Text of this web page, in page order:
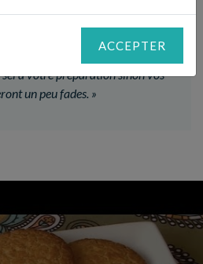
lait provenant de la race de vache
demi-sel, n’oubliez pas de
à votre préparation sinon vos
un peu fades. »
ACCEPTER